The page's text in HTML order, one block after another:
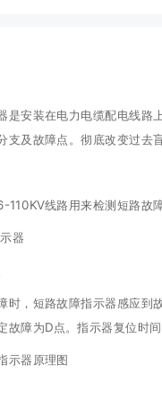
是安装在电力电缆配电线
支及故障点。彻底改变过去
110KV线路用来检测短路故
器
时，短路故障指示器感应
故障为D点。指示器复位时
示器原理图